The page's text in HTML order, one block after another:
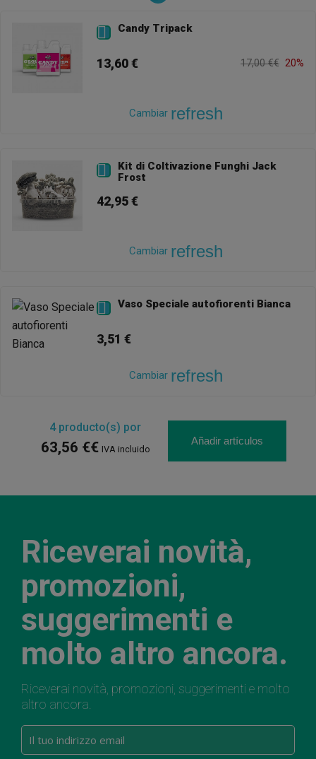
 Candy Tripack
13,60 € 17,00 €€ 20%
Cambiar refresh

Kit di Coltivazione Funghi Jack
Frost
42,95 €
Cambiar refresh
 Vaso Speciale autofiorenti Bianca
3,51 €
Cambiar refresh
4producto(s) por
63,56 €€ IVA incluido
Añadir artículos
Riceverai novità,
promozioni,
suggerimenti e
molto altro ancora.
Riceverai novità, promozioni, suggerimenti e molto
altro ancora.